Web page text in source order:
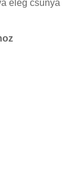
elég csúnya